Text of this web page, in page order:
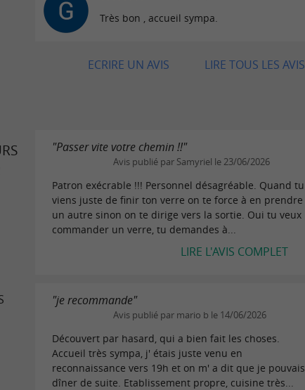
Très bon , accueil sympa.
LIRE TOUS LES AVIS
ECRIRE UN AVIS
"Passer vite votre chemin !!"
Avis publié par Samyriel le 23/06/2026
Patron exécrable !!! Personnel désagréable. Quand tu
viens juste de finir ton verre on te force à en prendre
un autre sinon on te dirige vers la sortie. Oui tu veux
commander un verre, tu demandes à...
LIRE L'AVIS COMPLET
"je recommande"
Avis publié par mario b le 14/06/2026
Découvert par hasard, qui a bien fait les choses.
Accueil très sympa, j' étais juste venu en
reconnaissance vers 19h et on m' a dit que je pouvais
dîner de suite. Etablissement propre, cuisine très...